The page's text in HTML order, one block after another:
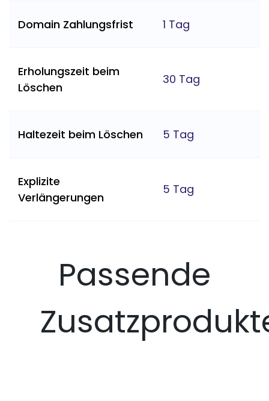
Domain Zahlungsfrist 1 Tag
Erholungszeit beim
Löschen
30 Tag
Haltezeit beim Löschen 5 Tag
Explizite
Verlängerungen
5 Tag
Passende